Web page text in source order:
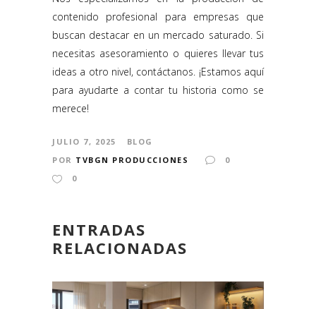
contenido profesional para empresas que
buscan destacar en un mercado saturado. Si
necesitas asesoramiento o quieres llevar tus
ideas a otro nivel, contáctanos. ¡Estamos aquí
para ayudarte a contar tu historia como se
merece!
JULIO 7, 2025
BLOG
POR TVBGN PRODUCCIONES
0
0
ENTRADAS
RELACIONADAS